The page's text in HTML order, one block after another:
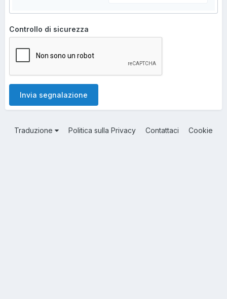
Controllo di sicurezza
Invia segnalazione
Traduzione Politica sulla Privacy Contattaci Cookie